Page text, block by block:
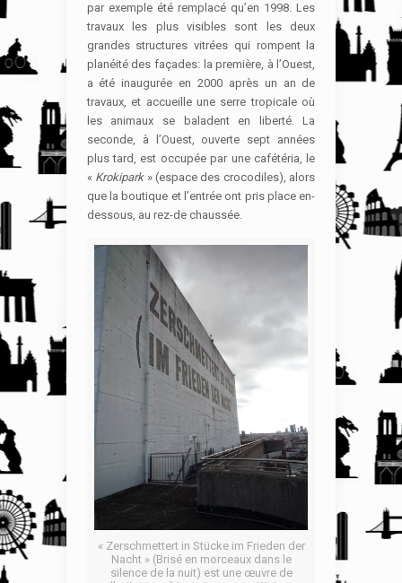
par exemple été remplacé qu’en 1998. Les
travaux les plus visibles sont les deux
grandes structures vitrées qui rompent la
planéité des façades: la première, à l’Ouest,
a été inaugurée en 2000 après un an de
travaux, et accueille une serre tropicale où
les animaux se baladent en liberté. La
seconde, à l’Ouest, ouverte sept années
plus tard, est occupée par une cafétéria, le
« Krokipark» (espace des crocodiles), alors
que la boutique et l’entrée ont pris place en-
dessous, au rez-de chaussée.
« Zerschmettert in Stücke im Frieden der
Nacht » (Brisé en morceaux dans le
silence de la nuit) est une œuvre de